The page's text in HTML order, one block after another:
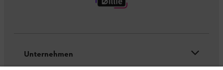
Unternehmen